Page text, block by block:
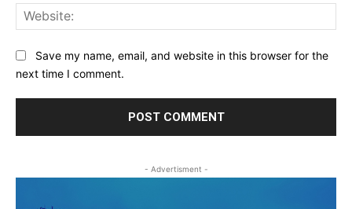
Save my name, email, and website in this browser for the
next time I comment.
- Advertisment -